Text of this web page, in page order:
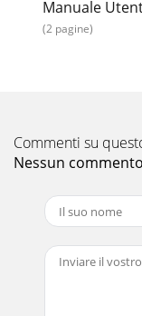
Manuale
(2 pagine)
Commenti su
Nessun commento